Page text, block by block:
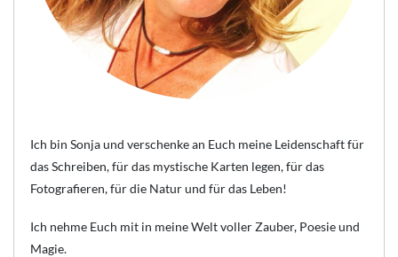
Ich bin Sonja und verschenke an Euch meine Leidenschaft für
das Schreiben, für das mystische Karten legen, für das
Fotografieren, für die Natur und für das Leben!
Ich nehme Euch mit in meine Welt voller Zauber, Poesie und
Magie.